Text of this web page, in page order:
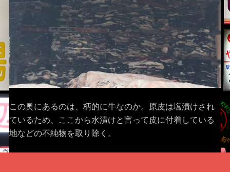
この奥にあるのは、柄的に牛なのか。原皮は塩漬けされ
ているため、ここから水漬けと言って皮に付着している
地などの不純物を取り除く。